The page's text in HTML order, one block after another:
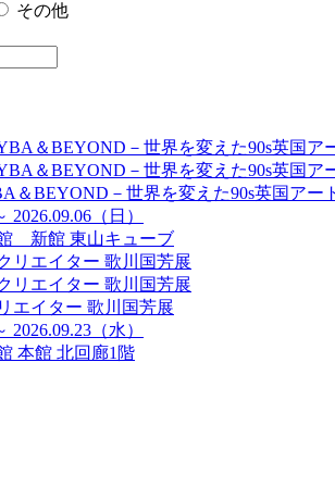
その他
＆BEYOND－世界を変えた90s英国アー
2026.09.06（日）
新館 東山キューブ
エイター 歌川国芳展
2026.09.23（水）
本館 北回廊1階